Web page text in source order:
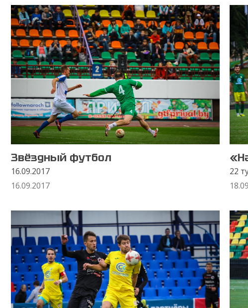
Звёздный футбол
16.09.2017
16.09.2017
22